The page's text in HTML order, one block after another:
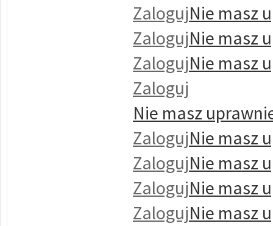
ZalogujNie masz
ZalogujNie masz
ZalogujNie masz
Zaloguj
Nie masz
ZalogujNie masz
ZalogujNie masz
ZalogujNie masz
ZalogujNie masz